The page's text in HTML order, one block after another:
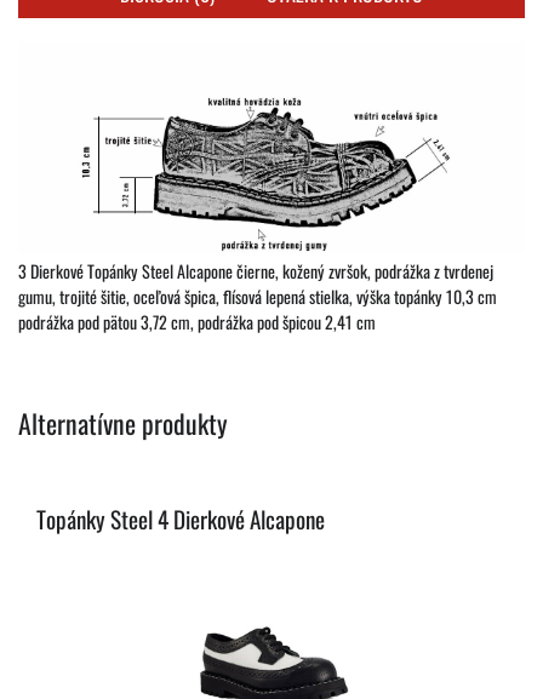
3 Dierkové Topánky Steel Alcapone čierne, kožený zvršok, podrážka z tvrdenej
gumu, trojité šitie, oceľová špica, flísová lepená stielka, výška topánky 10,3 cm
podrážka pod pätou 3,72 cm, podrážka pod špicou 2,41 cm
Alternatívne produkty
Topánky Steel 4 Dierkové Alcapone